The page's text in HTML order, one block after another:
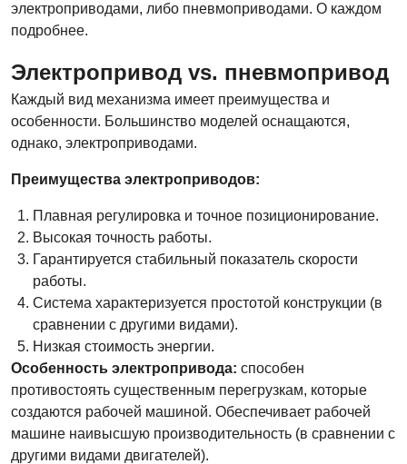
электроприводами, либо пневмоприводами. О каждом
подробнее.
Электропривод vs. пневмопривод
Каждый вид механизма имеет преимущества и
особенности. Большинство моделей оснащаются,
однако, электроприводами.
Преимущества электроприводов:
Плавная регулировка и точное позиционирование.
Высокая точность работы.
Гарантируется стабильный показатель скорости
работы.
Система характеризуется простотой конструкции (в
сравнении с другими видами).
Низкая стоимость энергии.
Особенность электропривода: способен
противостоять существенным перегрузкам, которые
создаются рабочей машиной. Обеспечивает рабочей
машине наивысшую производительность (в сравнении с
другими видами двигателей).